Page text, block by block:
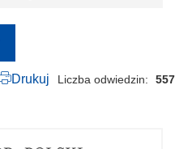
Drukuj Liczba odwiedzin 557